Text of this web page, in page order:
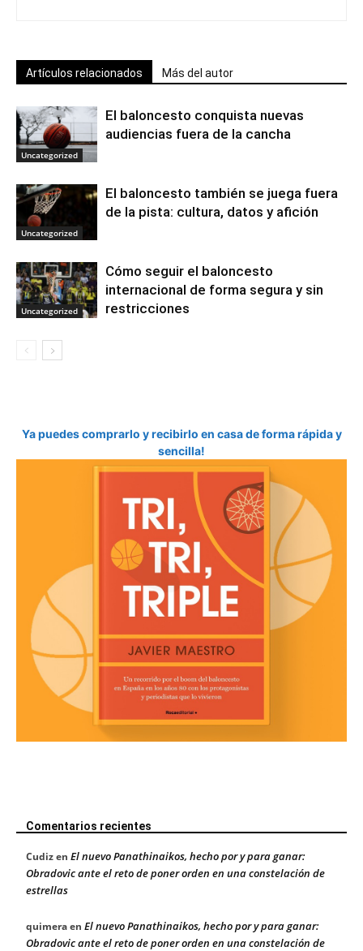
Artículos relacionados Más del autor
Uncategorized
El baloncesto conquista nuevas
audiencias fuera de la cancha
Uncategorized
El baloncesto también se juega fuera
de la pista: cultura, datos y afición
Uncategorized
Cómo seguir el baloncesto
internacional de forma segura y sin
restricciones
Ya puedes comprarlo y recibirlo en casa de forma rápida y
sencilla!
Comentarios recientes
Cudizen El nuevo Panathinaikos, hecho por y para ganar:
Obradovic ante el reto de poner orden en una constelación de
estrellas
quimeraen El nuevo Panathinaikos, hecho por y para ganar:
Obradovic ante el reto de poner orden en una constelación de